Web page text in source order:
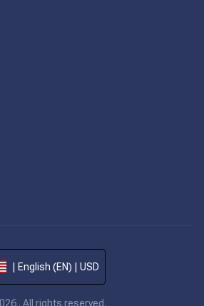
| English (EN) | USD
. All rights reserved.